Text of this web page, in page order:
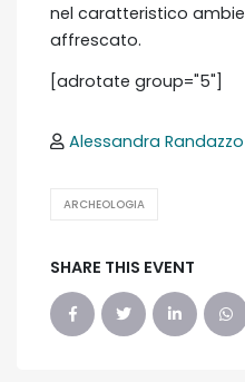
nel caratteristico
affrescato.
[adrotate group="5"]
Alessandra Randazzo
ARCHEOLOGIA
SHARE THIS EVENT